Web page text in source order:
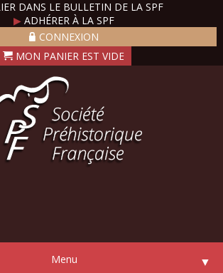
DANS LE BULLETIN DE LA SPF
▶ADHÉRER À LA SPF
CONNEXION
Menu ▼